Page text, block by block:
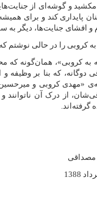
و گوشه‌ای از
پایداری کند و برای
و افشای جنایت‌ها، دیگر به
به کروبی را در حالی نوشتم
به کروبی»، همان‌گونه که
دوگانه‌، که بنا بر
«مهدی کروبی و
از درک آن
گرفته‌اند.
مصداقی